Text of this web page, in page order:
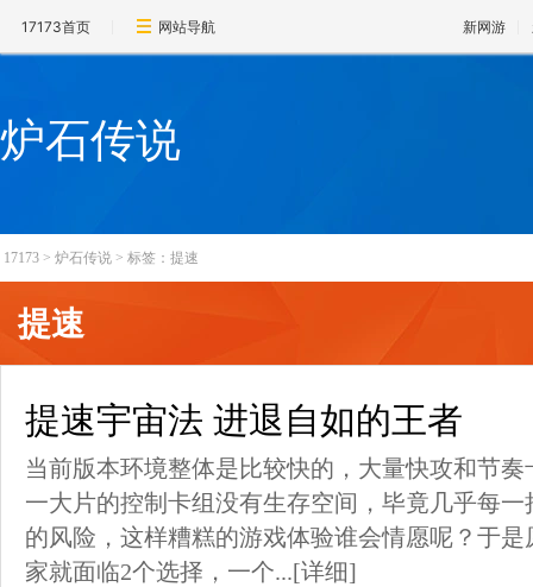
17173首页 网站导航 新网游
炉石传说
17173 > 炉石传说 > 标签：提速
提速
提速宇宙法 进退自如的王者
当前版本环境整体是比较快的，大量快攻和节
一大片的控制卡组没有生存空间，毕竟几乎每
的风险，这样糟糕的游戏体验谁会情愿呢？于
家就面临2个选择，一个...[详细]